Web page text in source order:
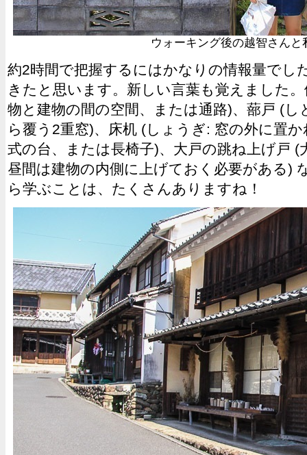
ウォーキング後の越智さんと
約2時間で把握するにはかなりの情報量でし
きたと思います。新しい言葉も覚えました
物と建物の間の空間、または通路)、蔀戸 (し
ら覆う2重窓)、床机 (しょうぎ: 窓の外に置
式の台、または長椅子)、大戸の跳ね上げ戸 (
昼間は建物の内側に上げておく必要がある)
ら学ぶことは、たくさんありますね！